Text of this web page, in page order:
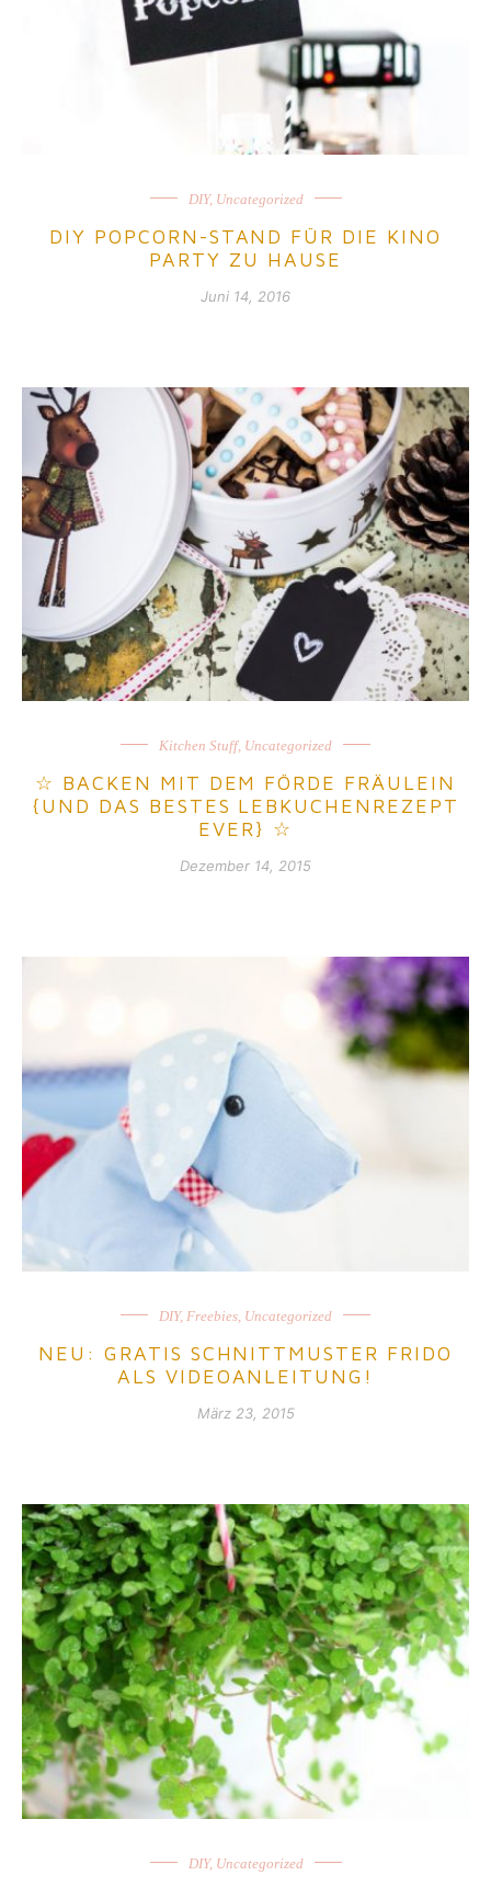
DIY, Uncategorized
DIY POPCORN-STAND FÜR DIE KINO
PARTY ZU HAUSE
Juni 14, 2016
Kitchen Stuff, Uncategorized
☆ BACKEN MIT DEM FÖRDE FRÄULEIN
{UND DAS BESTES LEBKUCHENREZEPT
EVER} ☆
Dezember 14, 2015
DIY, Freebies, Uncategorized
NEU: GRATIS SCHNITTMUSTER FRIDO
ALS VIDEOANLEITUNG!
März 23, 2015
DIY, Uncategorized